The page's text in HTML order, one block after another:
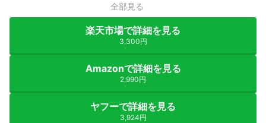
全部見る
楽天市場で詳細を見る
3,300円
Amazonで詳細を見る
2,990円
ヤフーで詳細を見る
3,924円